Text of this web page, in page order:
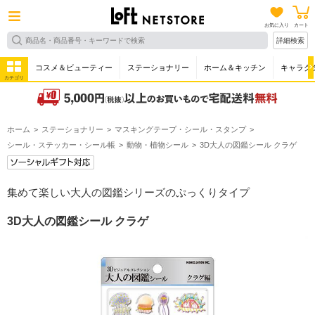
お気に入り カート
詳細検索
カテゴリ
コスメ＆ビューティー ステーショナリー ホーム＆キッチン キャラク
ホーム ステーショナリー
マスキングテープ・シール・スタンプ
シール・ステッカー・シール帳
動物・植物シール 3D大人の図鑑シール クラゲ
集めて楽しい大人の図鑑シリーズのぷっくりタイプ
3D大人の図鑑シール クラゲ